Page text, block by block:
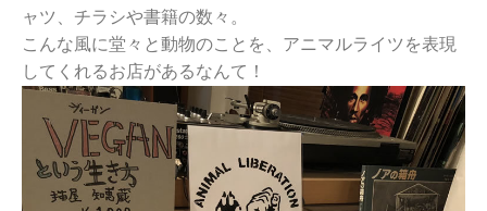
ャツ、チラシや書籍の数々。
こんな風に堂々と動物のことを、アニマルライツを表現
してくれるお店があるなんて！